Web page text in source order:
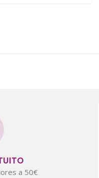
a 50€